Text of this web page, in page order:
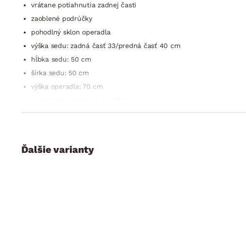
vrátane potiahnutia zadnej časti
zaoblené podrúčky
pohodlný sklon operadla
výška sedu: zadná časť 33/predná časť 40 cm
hĺbka sedu: 50 cm
šírka sedu: 50 cm
výška operadla: 70 cm
dodávané v demonte
Ďalšie varianty